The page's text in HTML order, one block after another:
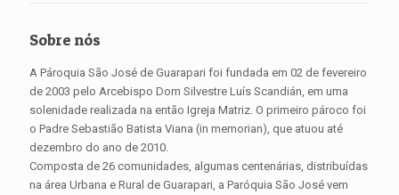
Sobre nós
A Pároquia São José de Guarapari foi fundada em 02 de fevereiro
de 2003 pelo Arcebispo Dom Silvestre Luís Scandián, em uma
solenidade realizada na então Igreja Matriz. O primeiro pároco foi
o Padre Sebastião Batista Viana (in memorian), que atuou até
dezembro do ano de 2010.
Composta de 26 comunidades, algumas centenárias, distribuídas
na área Urbana e Rural de Guarapari, a Paróquia São José vem